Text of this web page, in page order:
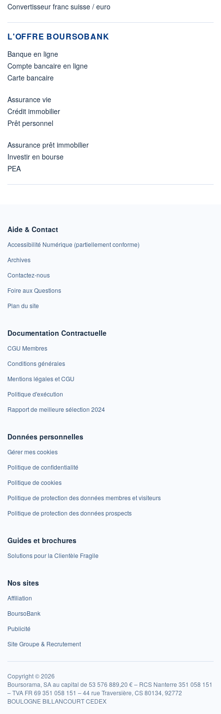
Convertisseur franc suisse / euro
L'OFFRE BOURSOBANK
Banque en ligne
Compte bancaire en ligne
Carte bancaire
Assurance vie
Crédit immobilier
Prêt personnel
Assurance prêt immobilier
Investir en bourse
PEA
Aide & Contact
Accessibilité Numérique (partiellement conforme)
Archives
Contactez-nous
Foire aux Questions
Plan du site
Documentation Contractuelle
CGU Membres
Conditions générales
Mentions légales et CGU
Politique d'exécution
Rapport de meilleure sélection 2024
Données personnelles
Gérer mes cookies
Politique de confidentialité
Politique de cookies
Politique de protection des données membres et visiteurs
Politique de protection des données prospects
Guides et brochures
Solutions pour la Clientèle Fragile
Nos sites
Affiliation
BoursoBank
Publicité
Site Groupe & Recrutement
Copyright © 2026
Boursorama, SA au capital de 53 576 889,20 € – RCS Nanterre 351 058 151
– TVA FR 69 351 058 151 – 44 rue Traversière, CS 80134, 92772
BOULOGNE BILLANCOURT CEDEX